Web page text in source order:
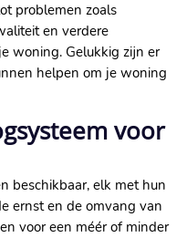
problemen zoals
en verdere
woning.​ Gelukkig zijn er
helpen om je woning
voor
beschikbaar, elk met hun
ernst en de omvang van
voor een méér of minder